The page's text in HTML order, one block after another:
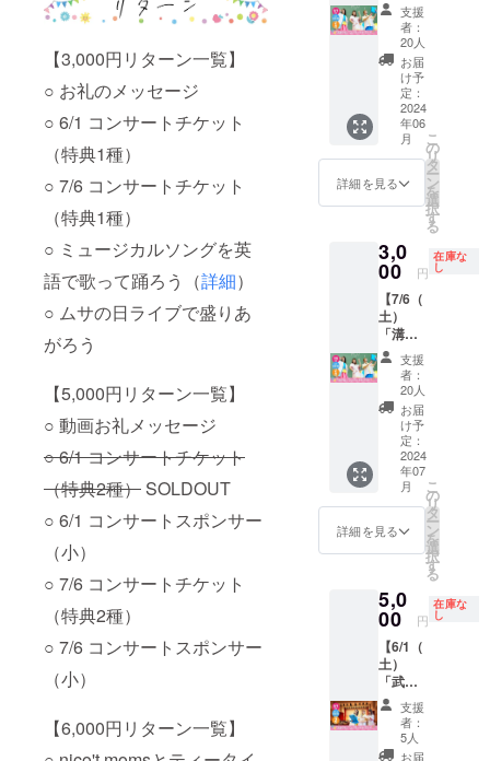
【3,000円リターン一覧】
○ お礼のメッセージ
○ 6/1 コンサートチケット
（特典1種）
○ 7/6 コンサートチケット
（特典1種）
○ ミュージカルソングを英
語で歌って踊ろう（詳細）
○ ムサの日ライブで盛りあ
がろう
【5,000円リターン一覧】
○ 動画お礼メッセージ
○ 6/1 コンサートチケット
（特典2種）SOLDOUT
○ 6/1 コンサートスポンサー
（小）
○ 7/6 コンサートチケット
（特典2種）
○ 7/6 コンサートスポンサー
（小）
【6,000円リターン一覧】
ジです
※キャン
セル・
ご返金
不可
（権利
譲渡
可）
10:30~
11:15
場所：
川崎市
生活文
化会館
てくの
かわさ
き（て
くの
ホー
ル）
支援の
ほどよ
ろしく
お願い
い たし
ます！
※本体に
表示す
るスポ
名（個
人・法
欄にご
記載下
さい
（ロゴ
不可・
名入れ
希望な
し可）
※１支援
につき
１名称
を名入
れさせ
ていた
出に影
響しな
れは小
さめの
サイズ
となり
ます ※
法令・
公序良
俗に反
するも
希望な
し可）
※法令・
公序良
俗に反
するも
の、反
社・宗
教・政
治活動
に寄与
入れは
できま
せん ※
キャン
セル・
ご返金
不可
（権利
譲渡
可） ※
写真は
イメー
ジです
記載さ
せてい
ただき
ます。
※プログ
ラムに
掲載さ
せてい
ただく
スポン
サー名
を備考
欄にご
さい
（ロゴ
不可・
名入れ
希望な
し可）
※法令・
公序良
俗に反
するも
の、反
社・宗
教・政
治活動
称の名
入れは
できま
せん ※
キャン
セル・
ご返金
不可
（権利
ます♪ ※
クラウ
ドファ
ンディ
ング終
了後、
日程調
整の後
コン
サート
日を決
年7月以
降の開
りま
す） ※
出演者3
名とス
タッフ1
名が同
行しま
す ※別
途神奈
川県か
らの往
復交通
費のご
負担を
者3名と
スタッ
フ1名の
計4人）
※日帰り
が困難
な場
合、別
途宿泊
た愛知
県内の
保育園
（園児
数約200
名）に
コン
サート
をプレ
ゼント
できる
台本あ
りのス
リー仕
立ての
本格コ
ンサー
トを多
くの園
児と保
護者の
方にお
届けし
ます。
当リ
ターン
をご支
nico't
moms
から心
を込め
たお礼
動画
と、こ
どもた
ちへコ
ファミ
リーコ
ンサー
ト 前
方指定
席チ
ケット
（特典1
種
付）】
新作
ファミ
リーコ
ンサー
ト～こ
ちら
nico't
研究所
～』 日
時：
6/1（土
10:30~
11:15
場所：
川崎市
総合自
治会館
区小杉
町3丁目
https://
www.jic
hizaida
n.or.jp/a
ccess
map/
JR南武
支援
者：
20人
お届
け予
定：
2024
年06
月
詳細を見る
こ
の
リ
タ
ー
ン
を
選
択
す
る
3,0
00 円
在庫な
し
【7/6（
土）
「溝の
口」
ファミ
リーコ
ンサー
ト 前
方指定
席チ
ケット
（特典1
種
付）】
新作
ファミ
リーコ
ンサー
ト～こ
ちら
nico't
研究所
～』 日
時：
7/6（土
支援
者：
20人
お届
け予
定：
2024
年07
月
詳細を見る
こ
の
リ
タ
ー
ン
を
選
択
す
る
5,0
00 円
在庫な
し
【6/1（
土）
「武蔵
小杉」
ファミ
リーコ
ンサー
支援
者：
5人
お届